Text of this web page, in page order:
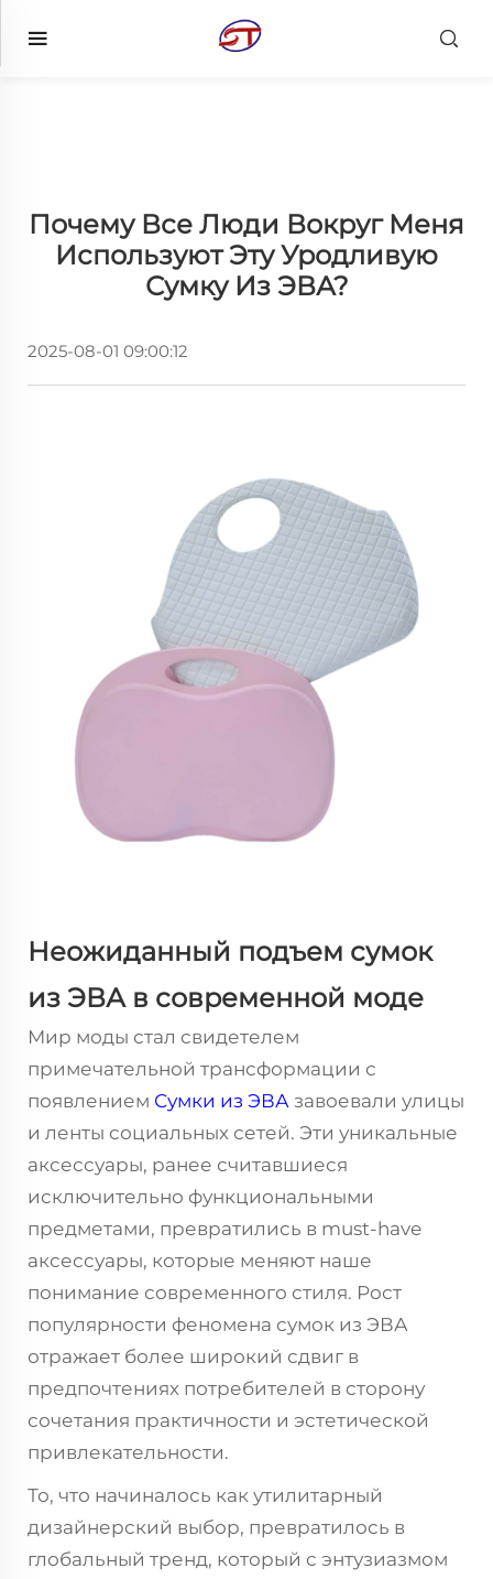
Почему Все Люди Вокруг Меня
Используют Эту Уродливую
Сумку Из ЭВА?
2025-08-01 09:00:12
Неожиданный подъем сумок
из ЭВА в современной моде
Мир моды стал свидетелем
примечательной трансформации с
появлением Сумки из ЭВА завоевали улицы
и ленты социальных сетей. Эти уникальные
аксессуары, ранее считавшиеся
исключительно функциональными
предметами, превратились в must-have
аксессуары, которые меняют наше
понимание современного стиля. Рост
популярности феномена сумок из ЭВА
отражает более широкий сдвиг в
предпочтениях потребителей в сторону
сочетания практичности и эстетической
привлекательности.
То, что начиналось как утилитарный
дизайнерский выбор, превратилось в
глобальный тренд, который с энтузиазмом